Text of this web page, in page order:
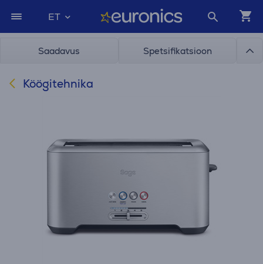
ET
Saadavus Spetsifikatsioon
Köögitehnika